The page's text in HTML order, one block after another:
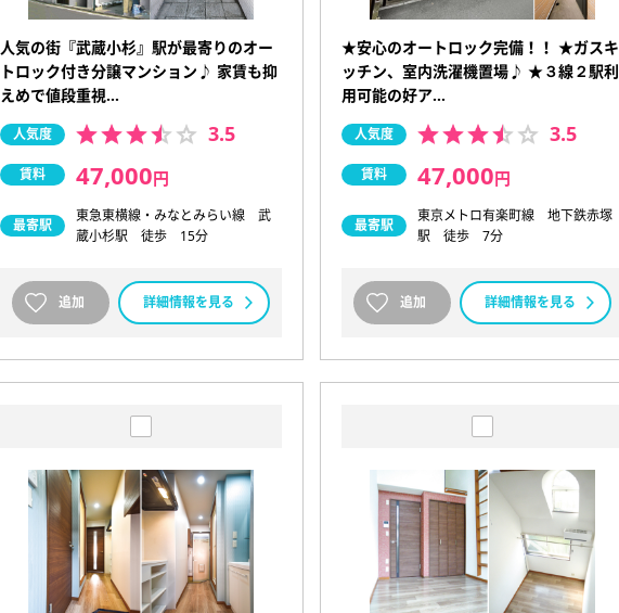
人気の街『武蔵小杉』駅が最寄りのオー
トロック付き分譲マンション♪ 家賃も抑
えめで値段重視…
人気度 3.5
賃料 47,000円
最寄駅
東急東横線・みなとみらい線 武
蔵小杉駅 徒歩 15分
追加 詳細情報を見る
★安心のオートロック完備！！ ★ガスキ
ッチン、室内洗濯機置場♪ ★３線２駅利
用可能の好ア…
人気度 3.5
賃料 47,000円
最寄駅
東京メトロ有楽町線 地下鉄赤塚
駅 徒歩 7分
追加 詳細情報を見る